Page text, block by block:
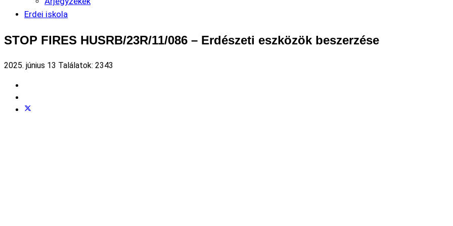
Erdei iskola
STOP FIRES HUSRB/23R/11/086 – Erdészeti eszközök beszerzése
2025. június 13 Találatok: 2343